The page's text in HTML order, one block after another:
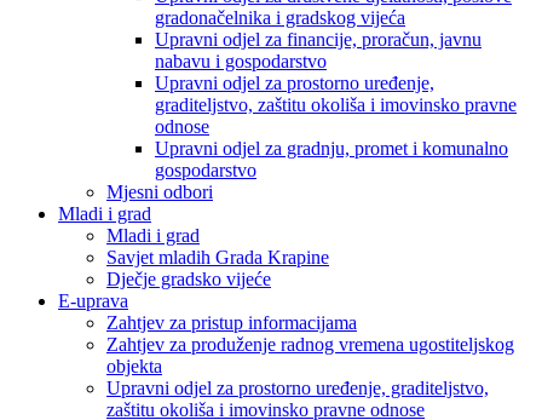
gradonačelnika i gradskog vijeća
Upravni odjel za financije, proračun, javnu
nabavu i gospodarstvo
Upravni odjel za prostorno uređenje,
graditeljstvo, zaštitu okoliša i imovinsko pravne
odnose
Upravni odjel za gradnju, promet i komunalno
gospodarstvo
Mjesni odbori
Mladi i grad
Mladi i grad
Savjet mladih Grada Krapine
Dječje gradsko vijeće
E-uprava
Zahtjev za pristup informacijama
Zahtjev za produženje radnog vremena ugostiteljskog
objekta
Upravni odjel za prostorno uređenje, graditeljstvo,
zaštitu okoliša i imovinsko pravne odnose